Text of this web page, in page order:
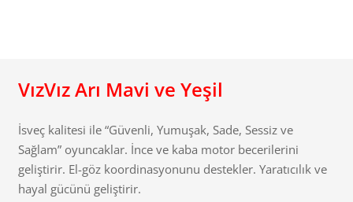
VızVız Arı Mavi ve Yeşil
İsveç kalitesi ile “Güvenli, Yumuşak, Sade, Sessiz ve
Sağlam” oyuncaklar. İnce ve kaba motor becerilerini
geliştirir. El-göz koordinasyonunu destekler. Yaratıcılık ve
hayal gücünü geliştirir.